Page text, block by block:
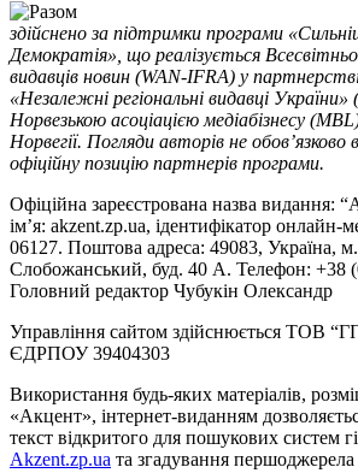
здійснено за підтримки програми
Демократія», що реалізується
видавців новин (WAN-IFRA) у
«Незалежні регіональні видавці
Норвезькою асоціацією медіабізнесу
Норвегії. Погляди авторів не
офіційну позицію партнерів програми.
Офіційна зареєстрована назва видання:
ім’я: akzent.zp.ua, ідентифікатор онлайн-
06127. Поштова адреса: 49083, Україна,
Слобожанський, буд. 40 А. Телефон: +38
Головний редактор Чубукін Олександр
Управління сайтом здійснюється ТОВ
ЄДРПОУ 39404303
Використання будь-яких матеріалів,
«Акцент», інтернет-виданням
текст відкритого для пошукових систем
Akzent.zp.ua та згадування